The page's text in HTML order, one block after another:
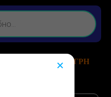
200 ГРН
АКТУАЛЬНІ!
×